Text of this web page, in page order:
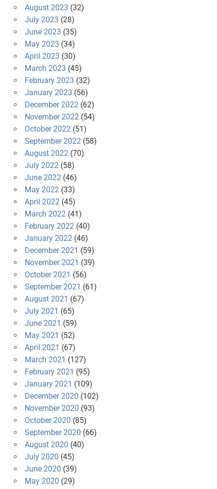
August 2023 (32)
July 2023 (28)
June 2023 (35)
May 2023 (34)
April 2023 (30)
March 2023 (45)
February 2023 (32)
January 2023 (56)
December 2022(62)
November 2022(54)
October 2022(51)
September 2022(58)
August 2022(70)
July 2022(58)
June 2022(46)
May 2022(33)
April 2022(45)
March 2022(41)
February 2022(40)
January 2022(46)
December 2021 (59)
November 2021 (39)
October 2021 (56)
September 2021 (61)
August 2021 (67)
July 2021 (65)
June 2021 (59)
May 2021 (52)
April 2021 (67)
March 2021 (127)
February 2021 (95)
January 2021 (109)
December 2020 (102)
November 2020 (93)
October 2020 (85)
September 2020 (66)
August 2020 (40)
July 2020 (45)
June 2020 (39)
May 2020 (29)